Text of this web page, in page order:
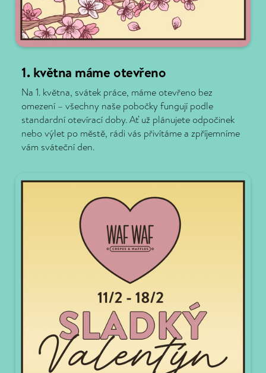
1. května máme otevřeno
Na 1. května, svátek práce, máme otevřeno bez
omezení – všechny naše pobočky fungují podle
standardní otevírací doby. Ať už plánujete odpočinek
nebo výlet po městě, rádi vás přivítáme a zpříjemníme
vám sváteční den.